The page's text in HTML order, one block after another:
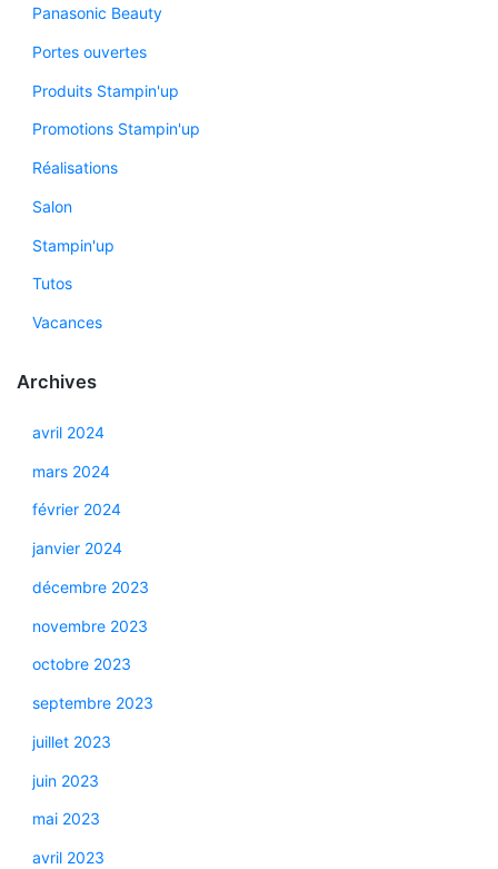
Panasonic Beauty
Portes ouvertes
Produits Stampin'up
Promotions Stampin'up
Réalisations
Salon
Stampin'up
Tutos
Vacances
Archives
avril 2024
mars 2024
février 2024
janvier 2024
décembre 2023
novembre 2023
octobre 2023
septembre 2023
juillet 2023
juin 2023
mai 2023
avril 2023